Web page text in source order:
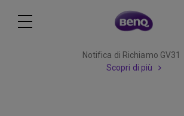
Notifica di Richiamo GV31
Scopri di più